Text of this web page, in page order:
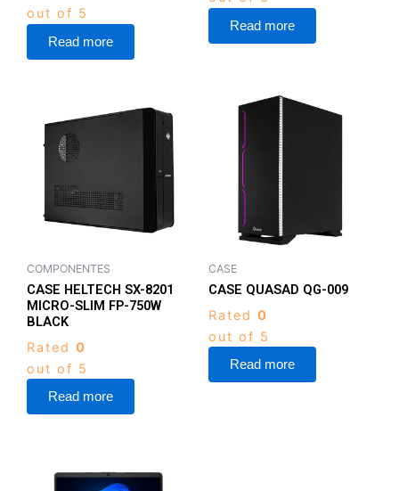
out of 5
Read more
Read more
COMPONENTES
CASE HELTECH SX-8201
MICRO-SLIM FP-750W
BLACK
Rated 0
out of 5
Read more
CASE
CASE QUASAD QG-009
Rated 0
out of 5
Read more